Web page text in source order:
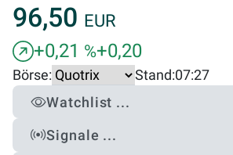
96,50 EUR
+0,21 %+0,20
Börse: Stand:07:27
Watchlist ...
Signale ...